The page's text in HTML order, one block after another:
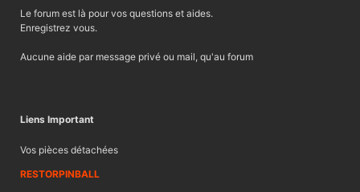
Le forum est là pour vos questions et aides.
Enregistrez vous.
Aucune aide par message privé ou mail, qu'au forum
Liens Important
Vos pièces détachées
RESTORPINBALL